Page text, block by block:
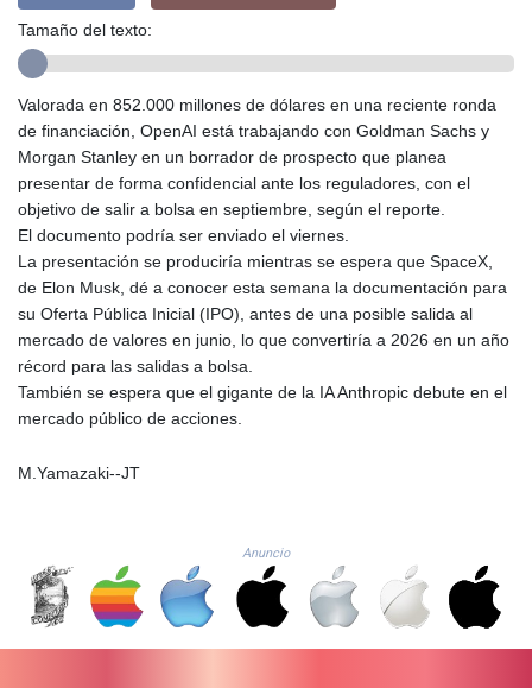
FKP 0.857848
GHS 13.520339
GIP 0.857848
GMD 84.878181
GNF
10128.411837
GTQ 8.795715
GYD 241.227629
HKD 9.058306
HNL 30.907112
HRK 7.534038
HUF 362.223087
IQD
1510.627108
IRR
Tamaño del texto:
Valorada en 852.000 millones de dólares en una reciente ronda
de financiación, OpenAI está trabajando con Goldman Sachs y
Morgan Stanley en un borrador de prospecto que planea
presentar de forma confidencial ante los reguladores, con el
objetivo de salir a bolsa en septiembre, según el reporte.
El documento podría ser enviado el viernes.
La presentación se produciría mientras se espera que SpaceX,
de Elon Musk, dé a conocer esta semana la documentación para
su Oferta Pública Inicial (IPO), antes de una posible salida al
mercado de valores en junio, lo que convertiría a 2026 en un año
récord para las salidas a bolsa.
También se espera que el gigante de la IA Anthropic debute en el
mercado público de acciones.
M.Yamazaki--JT
Anuncio